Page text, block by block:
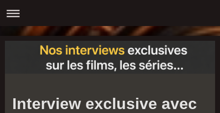
Interview exclusive avec